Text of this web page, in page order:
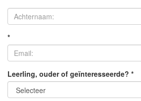
*
Leerling, ouder of geïnteresseerde? *